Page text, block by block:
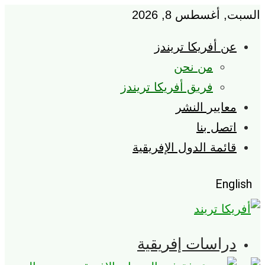
أغسطس 8, 2026
عن أفريكا تريندز
من نحن
فريق أفريكا تريندز
معايير النشر
اتصل بنا
قائمة الدول الإفريقية
دراسات إفريقية